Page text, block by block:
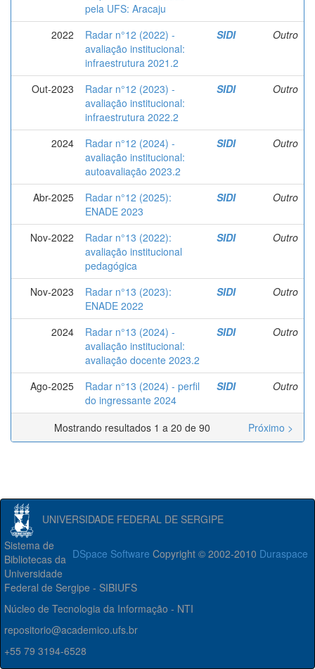
pela UFS: Aracaju
2022
Radar n°12 (2022) -
avaliação institucional:
infraestrutura 2021.2
SIDI Outro
Out-2023
Radar n°12 (2023) -
avaliação institucional:
infraestrutura 2022.2
SIDI Outro
2024
Radar n°12 (2024) -
avaliação institucional:
autoavaliação 2023.2
SIDI Outro
Abr-2025
Radar n°12 (2025):
ENADE 2023
SIDI Outro
Nov-2022
Radar n°13 (2022):
avaliação institucional
pedagógica
SIDI Outro
Nov-2023
Radar n°13 (2023):
ENADE 2022
SIDI Outro
2024
Radar n°13 (2024) -
avaliação institucional:
avaliação docente 2023.2
SIDI Outro
Ago-2025
Radar n°13 (2024) - perfil
do ingressante 2024
SIDI Outro
Mostrando resultados 1 a 20 de 90 Próximo >
UNIVERSIDADE FEDERAL DE SERGIPE
DSpace Software Copyright © 2002-2010 Duraspace
Sistema de
Bibliotecas da
Universidade
Federal de Sergipe - SIBIUFS
Núcleo de Tecnologia da Informação - NTI
repositorio@academico.ufs.br
+55 79 3194-6528